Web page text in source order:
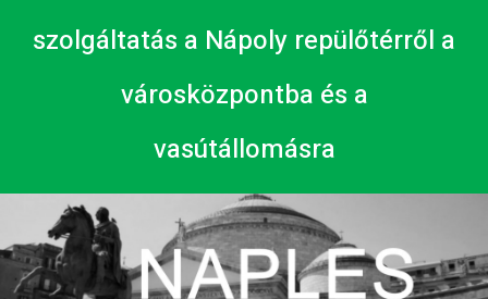
szolgáltatás a Nápoly repülőtérről a
városközpontba és a
vasútállomásra